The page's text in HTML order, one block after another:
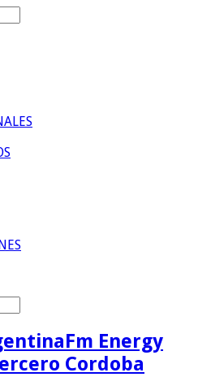
Fm Energy
Cordoba